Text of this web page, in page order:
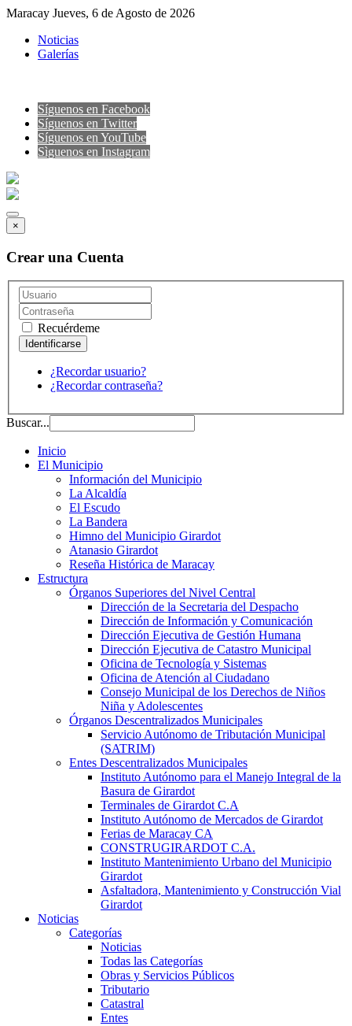
Maracay Jueves, 6 de Agosto de 2026
Noticias
Galerías
Síguenos en Facebook
Síguenos en Twitter
Síguenos en YouTube
Sìguenos en Instagram
×
Crear una Cuenta
Recuérdeme
¿Recordar usuario?
¿Recordar contraseña?
Buscar...
Inicio
El Municipio
Información del Municipio
La Alcaldía
El Escudo
La Bandera
Himno del Municipio Girardot
Atanasio Girardot
Reseña Histórica de Maracay
Estructura
Órganos Superiores del Nivel Central
Dirección de la Secretaria del Despacho
Dirección de Información y Comunicación
Dirección Ejecutiva de Gestión Humana
Dirección Ejecutiva de Catastro Municipal
Oficina de Tecnología y Sistemas
Oficina de Atención al Ciudadano
Consejo Municipal de los Derechos de Niños
Niña y Adolescentes
Órganos Descentralizados Municipales
Servicio Autónomo de Tributación Municipal
(SATRIM)
Entes Descentralizados Municipales
Instituto Autónomo para el Manejo Integral de la
Basura de Girardot
Terminales de Girardot C.A
Instituto Autónomo de Mercados de Girardot
Ferias de Maracay CA
CONSTRUGIRARDOT C.A.
Instituto Mantenimiento Urbano del Municipio
Girardot
Asfaltadora, Mantenimiento y Construcción Vial
Girardot
Noticias
Categorías
Noticias
Todas las Categorías
Obras y Servicios Públicos
Tributario
Catastral
Entes